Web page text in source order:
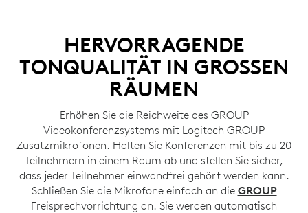
HERVORRAGENDE
TONQUALITÄT IN GROSSEN
RÄUMEN
Erhöhen Sie die Reichweite des GROUP
Videokonferenzsystems mit Logitech GROUP
Zusatzmikrofonen. Halten Sie Konferenzen mit bis zu 20
Teilnehmern in einem Raum ab und stellen Sie sicher,
dass jeder Teilnehmer einwandfrei gehört werden kann.
Schließen Sie die Mikrofone einfach an die GROUP
Freisprechvorrichtung an. Sie werden automatisch